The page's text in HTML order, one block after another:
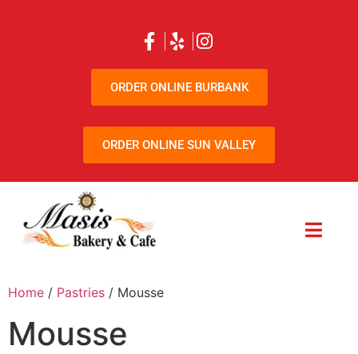
ORDER ONLINE BURBANK
ORDER ONLINE SUN VALLEY
Home / Pastries / Mousse
Mousse